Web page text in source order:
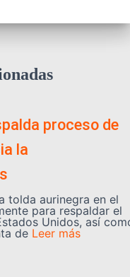
proceso de
la
tolda aurinegra en el
para respaldar el
Unidos, así
de Leer más